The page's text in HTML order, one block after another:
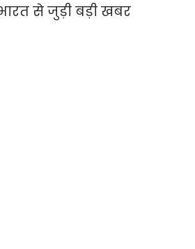
भारत से जुड़ी बड़ी खबर